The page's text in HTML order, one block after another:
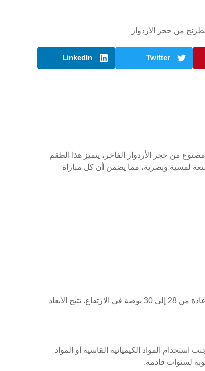
من حجر الأردواز
Twitter
LinkedIn
من حجر الأردواز الفاخر، يتميز هذا الطقم
لمسية وبصرية، مما يضمن أن كل مباراة
يبلغ ارتفاع طقم الشطرنج الرائع 2 بوصة، وعمقه 10 بوصات، وعرضه 12 بوصة، مما يجعله بحجم مثالي لطاولات الطعام القياسية، التي تتراوح عادة من 28 إلى 30 بوصة في الارتفاع. تتيح الأبعاد
المواد الكيميائية القاسية أو المواد
لسنوات قادمة.